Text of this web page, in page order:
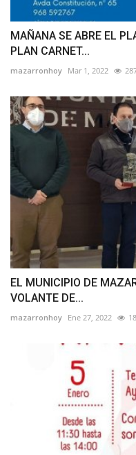
MAÑANA SE ABRE EL
PLAN CARNET...
mazarronhoy Mar 1, 2022
EL MUNICIPIO DE
VOLANTE DE...
mazarronhoy Ene 27, 2022